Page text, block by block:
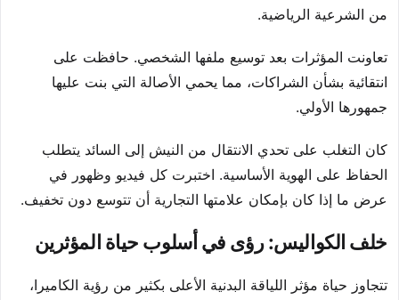
من الشرعية الرياضية.
تعاونت المؤثرات بعد توسيع ملفها الشخصي. حافظت على
انتقائية بشأن الشراكات، مما يحمي الأصالة التي بنت عليها
جمهورها الأولي.
كان التغلب على تحدي الانتقال من النيش إلى السائد يتطلب
الحفاظ على الهوية الأساسية. اختبرت كل فيديو وظهور في
عرض ما إذا كان بإمكان علامتها التجارية أن تتوسع دون تخفيف.
خلف الكواليس: رؤى في أسلوب حياة المؤثرين
تتجاوز حياة مؤثر اللياقة البدنية الأعلى بكثير من رؤية الكاميرا،